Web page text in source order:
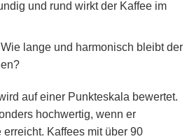
und rund wirkt der Kaffee im
Wie lange und harmonisch bleibt der
auf einer Punkteskala bewertet.
hochwertig, wenn er
Kaffees mit über 90